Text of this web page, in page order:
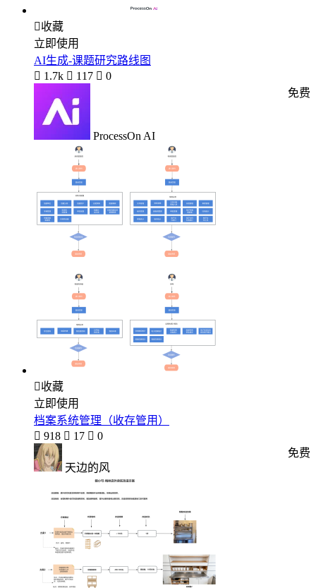
收藏
立即使用
AI生成-课题研究路线图
 1.7k  117  0
ProcessOn AI
免费
收藏
立即使用
档案系统管理（收存管用）
 918  17  0
天边的风
免费